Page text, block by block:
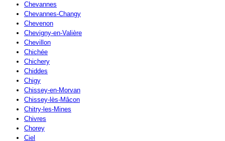
Chevannes
Chevannes-Changy
Chevenon
Chevigny-en-Valière
Chevillon
Chichée
Chichery
Chiddes
Chigy
Chissey-en-Morvan
Chissey-lès-Mâcon
Chitry-les-Mines
Chivres
Chorey
Ciel